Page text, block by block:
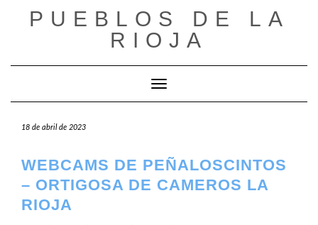
PUEBLOS DE LA
RIOJA
Cambiar modo de navegación
18 de abril de 2023
WEBCAMS DE PEÑALOSCINTOS
– ORTIGOSA DE CAMEROS LA
RIOJA